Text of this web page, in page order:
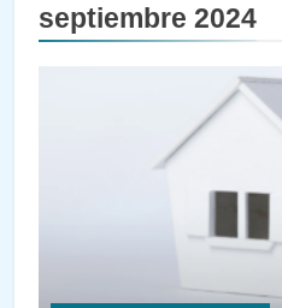
septiembre 2024